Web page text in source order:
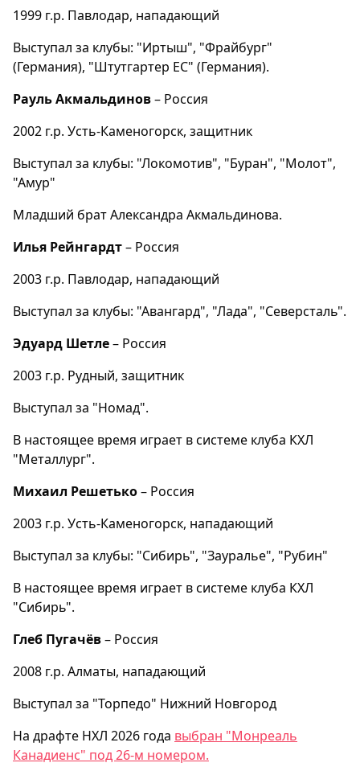
1999 г.р. Павлодар, нападающий
Выступал за клубы: "Иртыш", "Фрайбург"
(Германия), "Штутгартер ЕС" (Германия).
Рауль Акмальдинов– Россия
2002 г.р. Усть-Каменогорск, защитник
Выступал за клубы: "Локомотив", "Буран", "Молот",
"Амур"
Младший брат Александра Акмальдинова.
Илья Рейнгардт– Россия
2003 г.р. Павлодар, нападающий
Выступал за клубы: "Авангард", "Лада", "Северсталь".
Эдуард Шетле– Россия
2003 г.р. Рудный, защитник
Выступал за "Номад".
В настоящее время играет в системе клуба КХЛ
"Металлург".
Михаил Решетько– Россия
2003 г.р. Усть-Каменогорск, нападающий
Выступал за клубы: "Сибирь", "Зауралье", "Рубин"
В настоящее время играет в системе клуба КХЛ
"Сибирь".
Глеб Пугачёв– Россия
2008 г.р. Алматы, нападающий
Выступал за "Торпедо" Нижний Новгород
На драфте НХЛ 2026 года выбран "Монреаль
Канадиенс" под 26-м номером.